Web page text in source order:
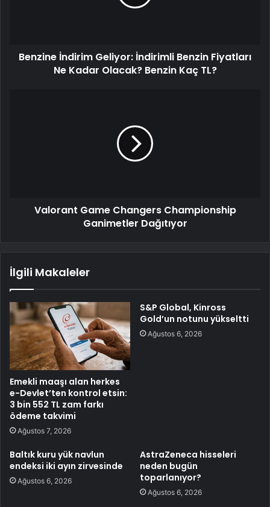
Benzine İndirim Geliyor: İndirimli Benzin Fiyatları
Ne Kadar Olacak? Benzin Kaç TL?
Valorant Game Changers Championship
Ganimetler Dağıtıyor
İlgili Makaleler
Emekli maaşı alan herkes
e-Devlet’ten kontrol etsin:
3 bin 552 TL zam farkı
ödeme takvimi
Ağustos 7, 2026
S&P Global, Kinross
Gold’un notunu yükseltti
Ağustos 6, 2026
Baltık kuru yük navlun
endeksi iki ayın zirvesinde
Ağustos 6, 2026
AstraZeneca hisseleri
neden bugün
toparlanıyor?
Ağustos 6, 2026